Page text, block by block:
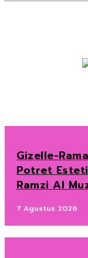
Gizelle-
Potret
Ramzi Al
7 Agustus 2026